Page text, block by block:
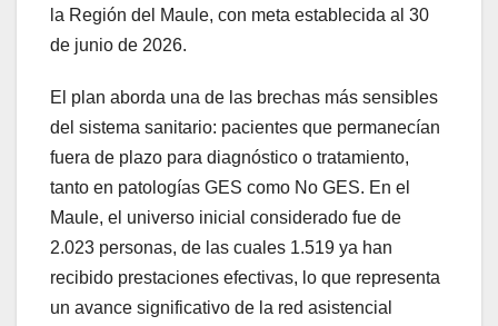
la Región del Maule, con meta establecida al 30
de junio de 2026.
El plan aborda una de las brechas más sensibles
del sistema sanitario: pacientes que permanecían
fuera de plazo para diagnóstico o tratamiento,
tanto en patologías GES como No GES. En el
Maule, el universo inicial considerado fue de
2.023 personas, de las cuales 1.519 ya han
recibido prestaciones efectivas, lo que representa
un avance significativo de la red asistencial